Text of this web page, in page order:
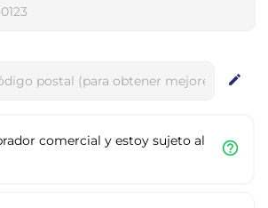
edit
comercial y estoy sujeto al
help_outline